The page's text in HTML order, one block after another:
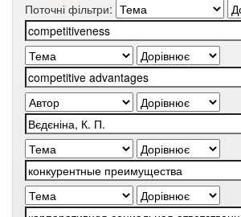
Поточні фільтри: